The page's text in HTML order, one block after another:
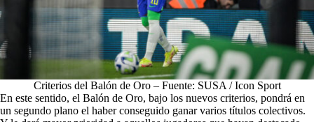
Criterios del Balón de Oro – Fuente: SUSA / Icon Sport
En este sentido, el Balón de Oro, bajo los nuevos criterios, pondrá en
un segundo plano el haber conseguido ganar varios títulos colectivos.